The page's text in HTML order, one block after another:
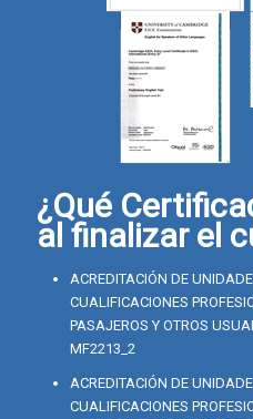
¿Qué
al finalizar el
ACREDITACIÓN DE
CUALIFICACIONES
PASAJEROS Y OTROS
MF2213_2
ACREDITACIÓN DE
CUALIFICACIONES